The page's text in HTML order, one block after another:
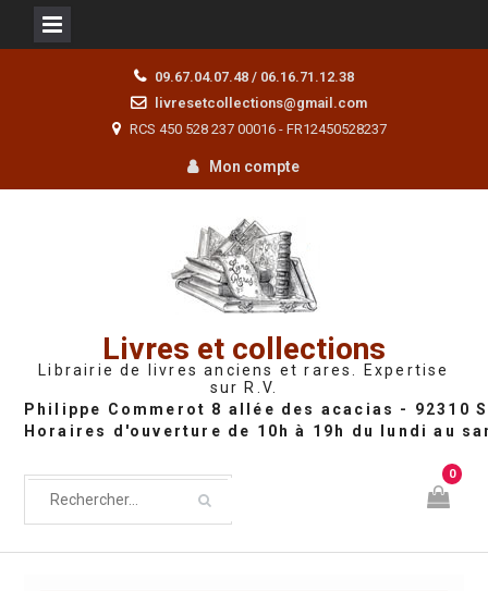
09.67.04.07.48 / 06.16.71.12.38
livresetcollections@gmail.com
RCS 450 528 237 00016 - FR12450528237
Mon compte
Livres et collections
Librairie de livres anciens et rares. Expertise
sur R.V.
0